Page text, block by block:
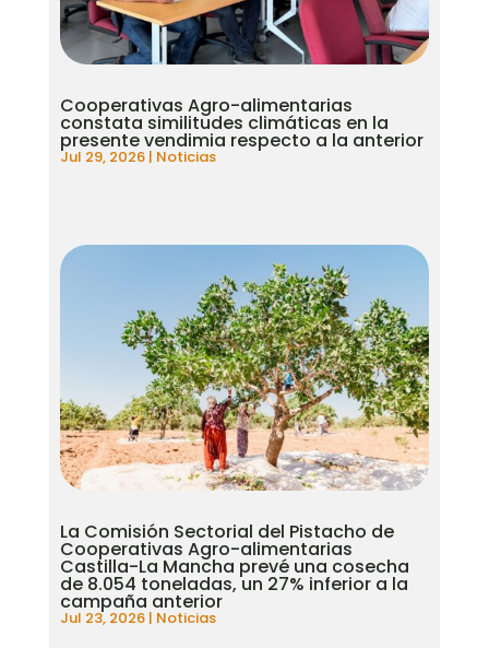
Cooperativas Agro-alimentarias
constata similitudes climáticas en la
presente vendimia respecto a la anterior
Jul 29, 2026| Noticias
La Comisión Sectorial del Pistacho de
Cooperativas Agro-alimentarias
Castilla-La Mancha prevé una cosecha
de 8.054 toneladas, un 27% inferior a la
campaña anterior
Jul 23, 2026| Noticias